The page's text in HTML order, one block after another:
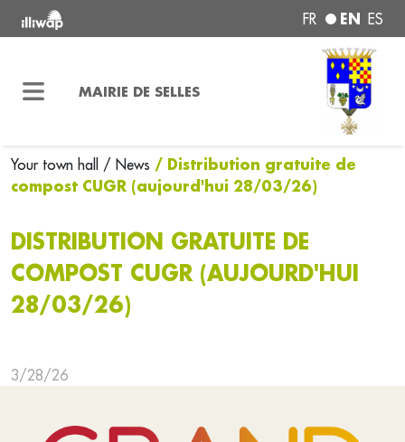
FR EN ES
MAIRIE DE SELLES
Your town hall / News / Distribution gratuite de
compost CUGR (aujourd'hui 28/03/26)
DISTRIBUTION GRATUITE DE
COMPOST CUGR (AUJOURD'HUI
28/03/26)
3/28/26